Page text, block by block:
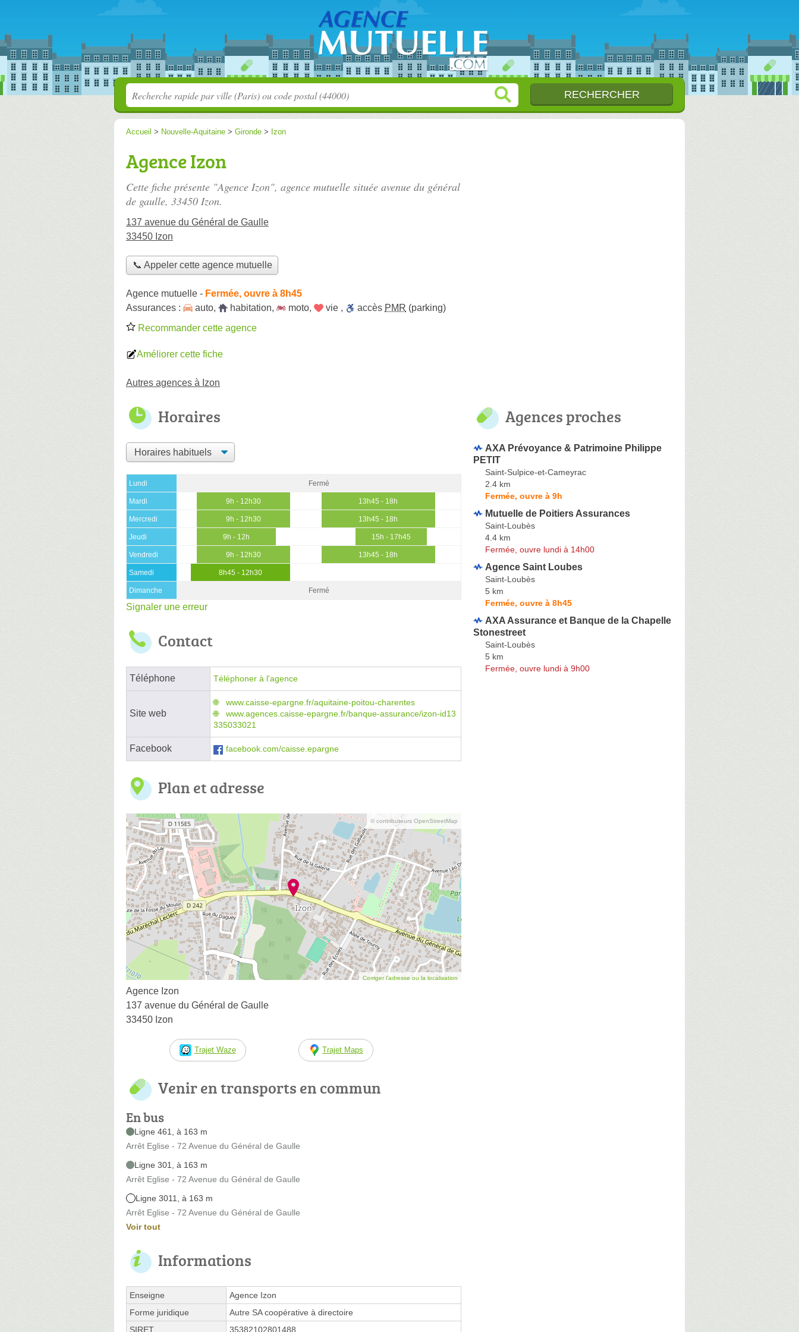
Accueil > Nouvelle-Aquitaine > Gironde > Izon
Agence Izon
Cette fiche présente "Agence Izon", agence mutuelle située avenue du général
de gaulle, 33450 Izon.
137 avenue du Général de Gaulle
33450 Izon
📞 Appeler cette agence mutuelle
Agence mutuelle - Fermée, ouvre à 8h45
Assurances :
auto, habitation, moto, vie , accès PMR (parking)
Recommander cette agence
Améliorer cette fiche
Autres agences à Izon
Horaires
Lundi Fermé
Mardi 9h - 12h30 13h45 - 18h
Mercredi 9h - 12h30 13h45 - 18h
Jeudi 9h - 12h 15h - 17h45
Vendredi 9h - 12h30 13h45 - 18h
Samedi 8h45 - 12h30
Dimanche Fermé
Signaler une erreur
Contact
Téléphone Téléphoner à l'agence
Site web
www.caisse-epargne.fr/aquitaine-poitou-charentes
www.agences.caisse-epargne.fr/banque-assurance/izon-id13
335033021
Facebook facebook.com/caisse.epargne
Plan et adresse
© contributeurs OpenStreetMap
Corriger l’adresse ou la localisation
Agence Izon
137 avenue du Général de Gaulle
33450 Izon
Trajet Waze Trajet Maps
Venir en transports en commun
En bus
Ligne 461, à 163 m
Arrêt Eglise - 72 Avenue du Général de Gaulle
Ligne 301, à 163 m
Arrêt Eglise - 72 Avenue du Général de Gaulle
Ligne 3011, à 163 m
Arrêt Eglise - 72 Avenue du Général de Gaulle
Voir tout
Informations
Enseigne
Agence Izon
Forme juridique
Autre SA coopérative à directoire
SIRET
35382102801488
Agences proches
AXA Prévoyance & Patrimoine Philippe
PETIT
Saint-Sulpice-et-Cameyrac
2.4 km
Fermée, ouvre à 9h
Mutuelle de Poitiers Assurances
Saint-Loubès
4.4 km
Fermée, ouvre lundi à 14h00
Agence Saint Loubes
Saint-Loubès
5 km
Fermée, ouvre à 8h45
AXA Assurance et Banque de la Chapelle
Stonestreet
Saint-Loubès
5 km
Fermée, ouvre lundi à 9h00